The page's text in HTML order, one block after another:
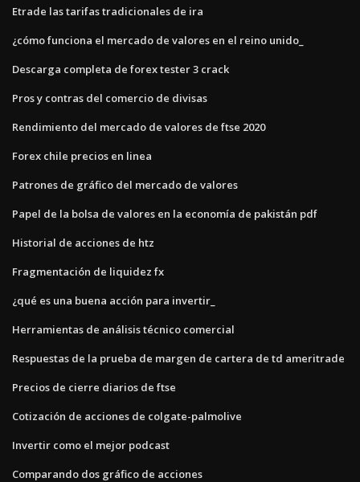
Etrade las tarifas tradicionales de ira
¿cómo funciona el mercado de valores en el reino unido_
Descarga completa de forex tester 3 crack
Pros y contras del comercio de divisas
Rendimiento del mercado de valores de ftse 2020
Forex chile precios en linea
Patrones de gráfico del mercado de valores
Papel de la bolsa de valores en la economía de pakistán pdf
Historial de acciones de htz
Fragmentación de liquidez fx
¿qué es una buena acción para invertir_
Herramientas de análisis técnico comercial
Respuestas de la prueba de margen de cartera de td ameritrade
Precios de cierre diarios de ftse
Cotización de acciones de colgate-palmolive
Invertir como el mejor podcast
Comparando dos gráfico de acciones